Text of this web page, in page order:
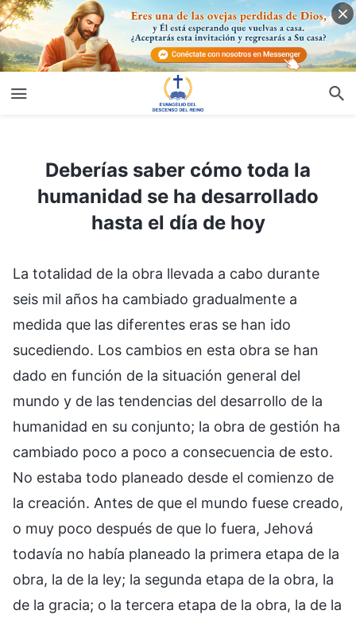
Deberías saber cómo toda la
humanidad se ha desarrollado
hasta el día de hoy
La totalidad de la obra llevada a cabo durante
seis mil años ha cambiado gradualmente a
medida que las diferentes eras se han ido
sucediendo. Los cambios en esta obra se han
dado en función de la situación general del
mundo y de las tendencias del desarrollo de la
humanidad en su conjunto; la obra de gestión ha
cambiado poco a poco a consecuencia de esto.
No estaba todo planeado desde el comienzo de
la creación. Antes de que el mundo fuese creado,
o muy poco después de que lo fuera, Jehová
todavía no había planeado la primera etapa de la
obra, la de la ley; la segunda etapa de la obra, la
de la gracia; o la tercera etapa de la obra, la de la